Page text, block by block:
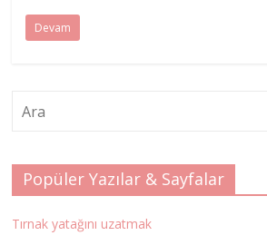
Devam
Popüler Yazılar & Sayfalar
Tırnak yatağını uzatmak